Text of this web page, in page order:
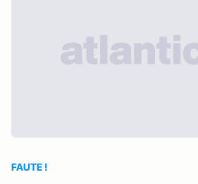
FAUTE !